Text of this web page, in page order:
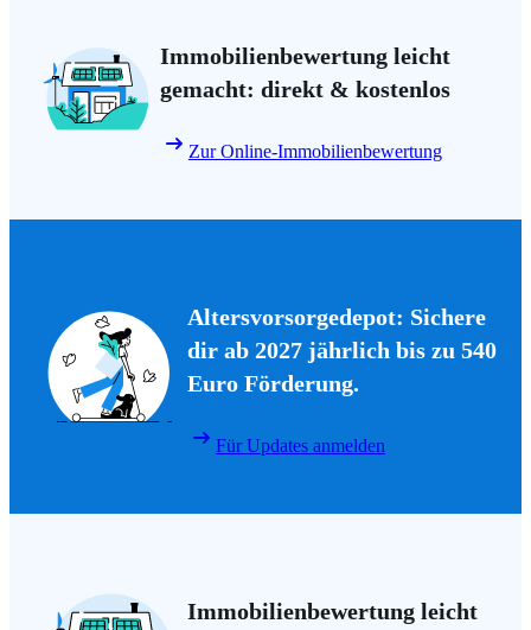
Immobilienbewertung leicht
gemacht: direkt & kostenlos
Zur Online-Immobilienbewertung
Altersvorsorgedepot: Sichere
dir ab 2027 jährlich bis zu 540
Euro Förderung.
Für Updates anmelden
Immobilienbewertung leicht